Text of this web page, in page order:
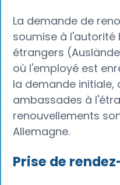
La demande de
soumise à l'autorité
étrangers
où l'employé est
la demande initiale,
ambassades à
renouvellements
Allemagne.
Prise de